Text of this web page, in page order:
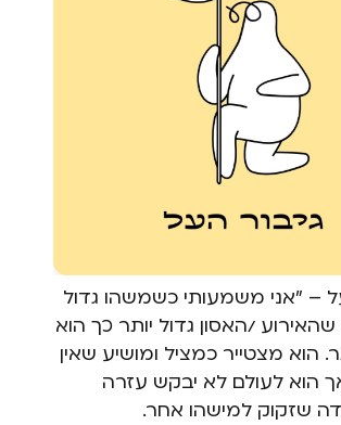
– "אני משמעותי כשמשהו גדול
/האסון גדול יותר כך הוא
הוא מצטייר כמציל ומושיע שאין
הוא לעולם לא יבקש עזרה
שזקוק למישהו אחר.